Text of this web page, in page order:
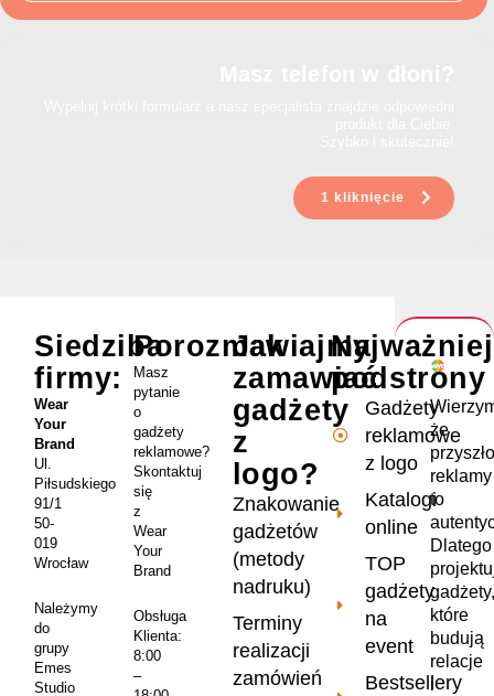
1 kliknięcie
że
reklamy
to
Dlatego
gadżety,
które
budują
relacje
i
podstrony
Gadżety
reklamowe
z logo
Katalogi
online
TOP
gadżety
na
event
Bestsellery
Jak
zamawiać
gadżety
z
logo?
Znakowanie
gadżetów
(metody
nadruku)
Terminy
realizacji
zamówień
Porozmawiajmy
Masz
pytanie
o
gadżety
reklamowe?
Skontaktuj
się
z
Wear
Your
Brand
Obsługa
Klienta:
8:00
–
Siedziba
firmy:
Wear
Your
Brand
Ul.
Piłsudskiego
91/1
50-
019
Wrocław
Należymy
do
grupy
Emes
Studio